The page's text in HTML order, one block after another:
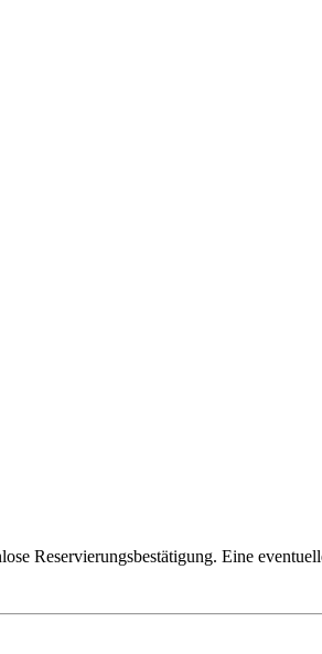
Reservierungsbestätigung. Eine